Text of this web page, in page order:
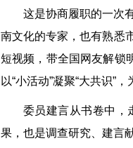
这是协商履职的一次
南文化的专家，也有熟悉
短视频，带全国网友解锁
以“小活动”凝聚“大共识”
委员建言从书卷中，
果，也是调查研究、建言